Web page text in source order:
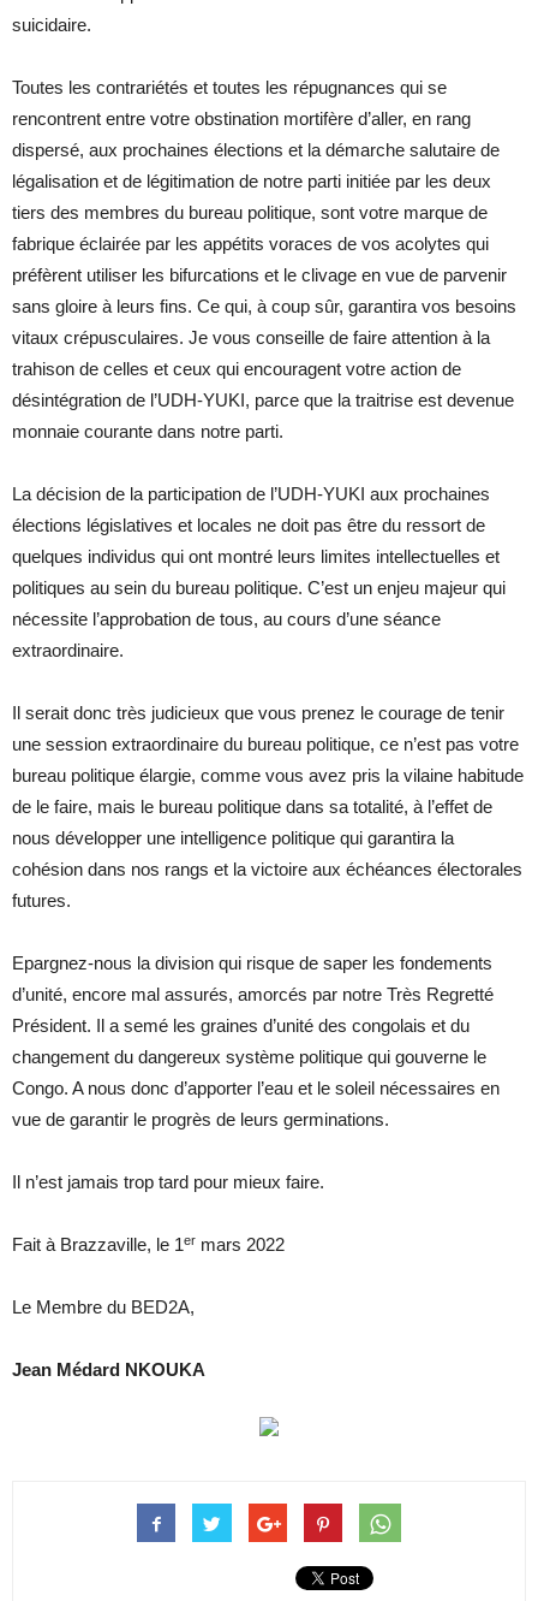
suicidaire.
Toutes les contrariétés et toutes les répugnances qui se
rencontrent entre votre obstination mortifère d’aller, en rang
dispersé, aux prochaines élections et la démarche salutaire de
légalisation et de légitimation de notre parti initiée par les deux
tiers des membres du bureau politique, sont votre marque de
fabrique éclairée par les appétits voraces de vos acolytes qui
préfèrent utiliser les bifurcations et le clivage en vue de parvenir
sans gloire à leurs fins. Ce qui, à coup sûr, garantira vos besoins
vitaux crépusculaires. Je vous conseille de faire attention à la
trahison de celles et ceux qui encouragent votre action de
désintégration de l’UDH-YUKI, parce que la traitrise est devenue
monnaie courante dans notre parti.
La décision de la participation de l’UDH-YUKI aux prochaines
élections législatives et locales ne doit pas être du ressort de
quelques individus qui ont montré leurs limites intellectuelles et
politiques au sein du bureau politique. C’est un enjeu majeur qui
nécessite l’approbation de tous, au cours d’une séance
extraordinaire.
Il serait donc très judicieux que vous prenez le courage de tenir
une session extraordinaire du bureau politique, ce n’est pas votre
bureau politique élargie, comme vous avez pris la vilaine habitude
de le faire, mais le bureau politique dans sa totalité, à l’effet de
nous développer une intelligence politique qui garantira la
cohésion dans nos rangs et la victoire aux échéances électorales
futures.
Epargnez-nous la division qui risque de saper les fondements
d’unité, encore mal assurés, amorcés par notre Très Regretté
Président. Il a semé les graines d’unité des congolais et du
changement du dangereux système politique qui gouverne le
Congo. A nous donc d’apporter l’eau et le soleil nécessaires en
vue de garantir le progrès de leurs germinations.
Il n’est jamais trop tard pour mieux faire.
Fait à Brazzaville, le 1er mars 2022
Le Membre du BED2A,
Jean Médard NKOUKA